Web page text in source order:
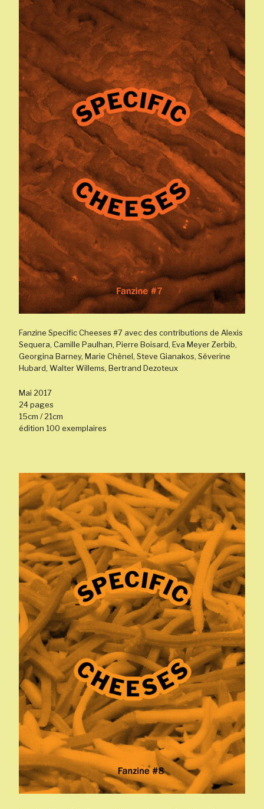
Fanzine Specific Cheeses #7 avec des contributions de Alexis
Sequera, Camille Paulhan, Pierre Boisard, Eva Meyer Zerbib,
Georgina Barney, Marie Chênel, Steve Gianakos, Séverine
Hubard, Walter Willems, Bertrand Dezoteux
Mai 2017
24 pages
15cm / 21cm
édition 100 exemplaires